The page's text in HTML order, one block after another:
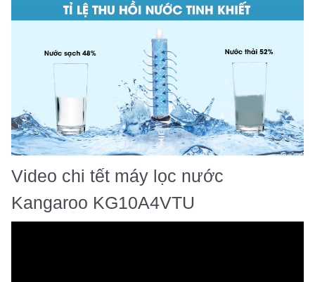
Video chi tết máy lọc nước
Kangaroo KG10A4VTU